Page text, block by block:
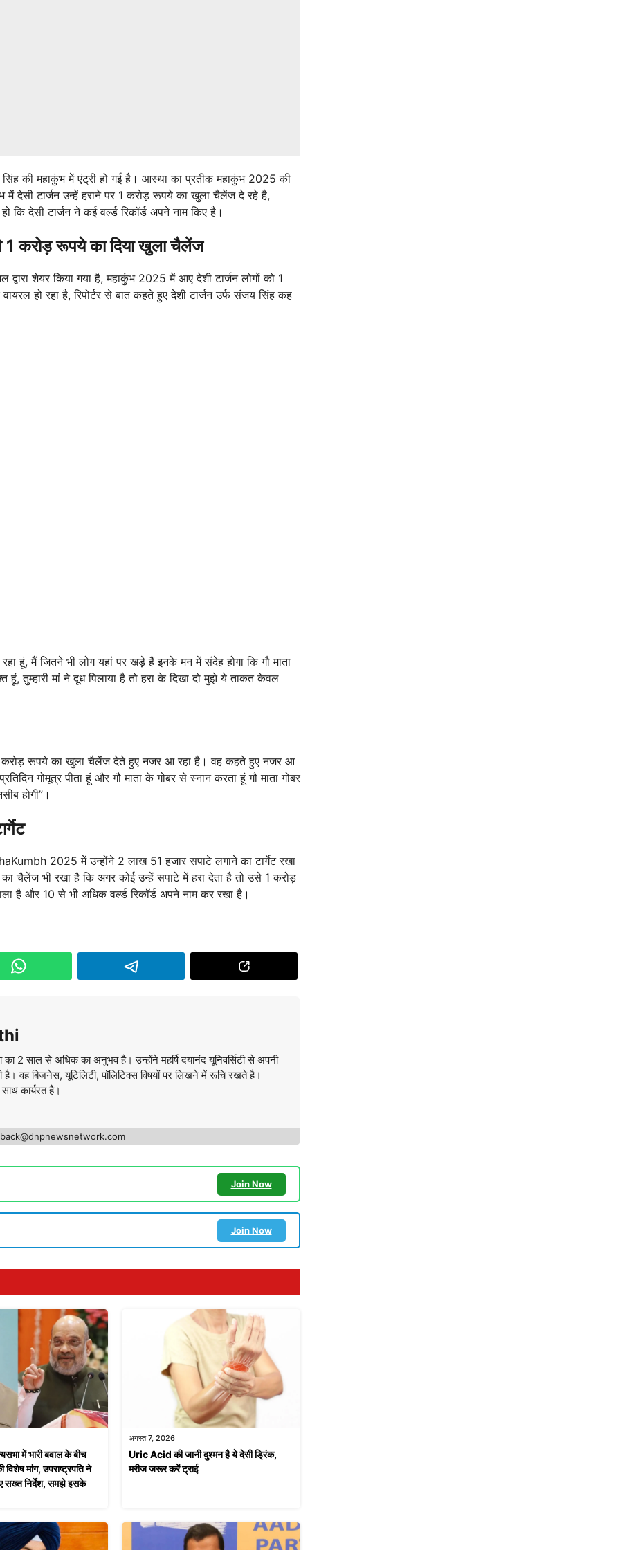
की महाकुंभ में एंट्री हो गई है। आस्था का प्रतीक महाकुंभ 2025 की
देसी टार्जन उन्हें हराने पर 1 करोड़ रूपये का खुला चैलेंज दे रहे है,
कि देसी टार्जन ने कई वर्ल्ड रिकॉर्ड अपने नाम किए है।
करोड़ रूपये का दिया खुला चैलेंज
शेयर किया गया है, महाकुंभ 2025 में आए देशी टार्जन लोगों को 1
हो रहा है, रिपोर्टर से बात कहते हुए देशी टार्जन उर्फ संजय सिंह कह
हूं, मैं जितने भी लोग यहां पर खड़े हैं इनके मन में संदेह होगा कि गौ माता
तुम्हारी मां ने दूध पिलाया है तो हरा के दिखा दो मुझे ये ताकत केवल
करोड़ रूपये का खुला चैलेंज देते हुए नजर आ रहा है। वह कहते हुए नजर आ
गोमूत्र पीता हूं और गौ माता के गोबर से स्नान करता हूं गौ माता गोबर
होगी”।
2025 में उन्होंने 2 लाख 51 हजार सपाटे लगाने का टार्गेट रखा
चैलेंज भी रखा है कि अगर कोई उन्हें सपाटे में हरा देता है तो उसे 1 करोड़
है और 10 से भी अधिक वर्ल्ड रिकॉर्ड अपने नाम कर रखा है।
का 2 साल से अधिक का अनुभव है। उन्होंने महर्षि दयानंद यूनिवर्सिटी से अपनी
है। वह बिजनेस, यूटिलिटी, पॉलिटिक्स विषयों पर लिखने में रूचि रखते है।
कार्यरत है।
Join Now
Join Now
में भारी बवाल के बीच
विशेष मांग, उपराष्ट्रपति ने
सख्त निर्देश, समझे इसके
अगस्त 7, 2026
Uric Acid की जानी दुश्मन है ये देसी ड्रिंक,
मरीज जरूर करें ट्राई